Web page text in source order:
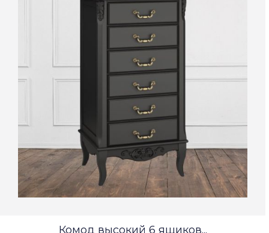
Комод высокий 6 ящиков...